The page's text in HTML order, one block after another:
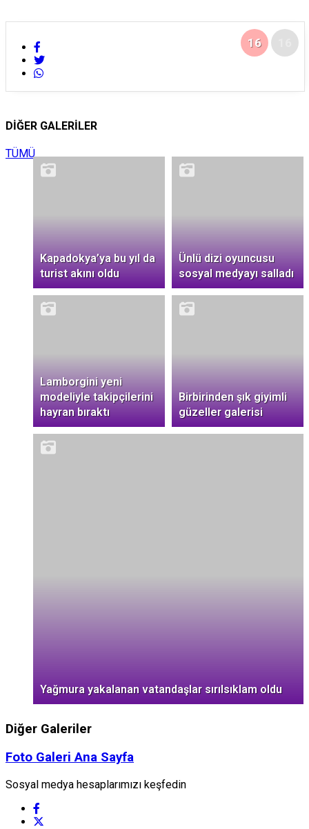
16
DİĞER GALERİLER
TÜMÜ
Kapadokya’ya bu yıl da
turist akını oldu
Ünlü dizi oyuncusu
sosyal medyayı salladı
Lamborgini yeni
modeliyle takipçilerini
hayran bıraktı
Birbirinden şık giyimli
güzeller galerisi
Yağmura yakalanan vatandaşlar sırılsıklam oldu
Diğer Galeriler
Foto Galeri Ana Sayfa
Sosyal medya hesaplarımızı keşfedin